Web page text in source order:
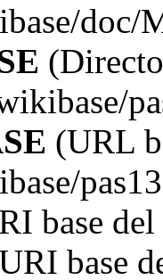
doc/
(URL
pas13
base
base